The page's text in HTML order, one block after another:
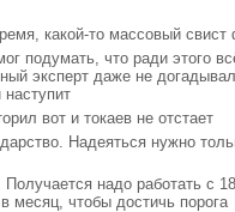
какой-то массовый свист
подумать, что ради этого
эксперт даже не
вот и токаев не отстает
Надеяться нужно
надо работать с
месяц, чтобы достичь порога